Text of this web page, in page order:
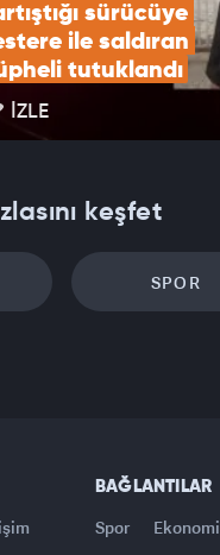
sürücüye
ile saldıran
tutuklandı
İZLE
keşfet
SPOR
BAĞLANTILAR
Spor Ekonomi